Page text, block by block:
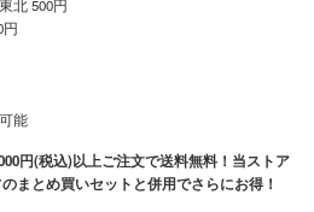
北 500円
能
円(税込)以上ご注文で送料無料！当ストア
まとめ買いセットと併用でさらにお得！